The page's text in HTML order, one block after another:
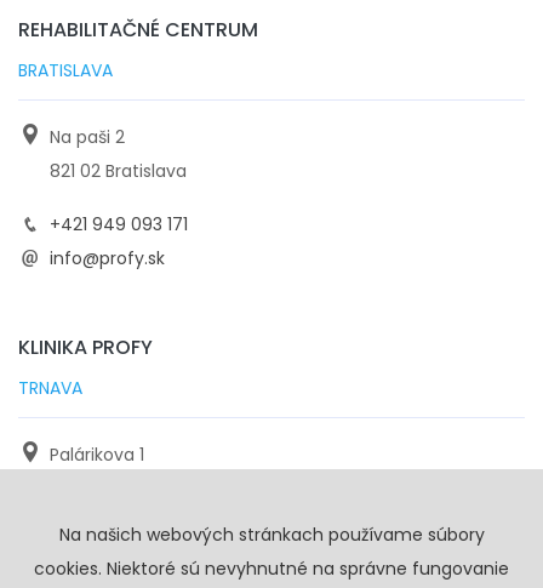
REHABILITAČNÉ CENTRUM
BRATISLAVA
Na paši 2
821 02 Bratislava
+421 949 093 171
info@profy.sk
KLINIKA PROFY
TRNAVA
Palárikova 1
+421 905 117 923
info@profy.sk
Na našich webových stránkach používame súbory
cookies. Niektoré sú nevyhnutné na správne fungovanie